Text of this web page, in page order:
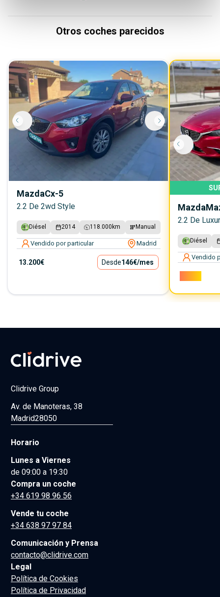
Otros coches parecidos
MazdaCx-5
2.2 De 2wd Style
Diésel 2014 118.000 km Manual
Vendido por particular Madrid
13.200€ Desde146€/mes
Mazda
2.2 De
Diésel
Vendido
Clidrive Group
Av. de Manoteras, 38
Madrid28050
Horario
Lunes a Viernes
de 09:00 a 19:30
Compra un coche
+34 619 98 96 56
Vende tu coche
+34 638 97 97 84
Comunicación y Prensa
contacto@clidrive.com
Legal
Política de Cookies
Política de Privacidad